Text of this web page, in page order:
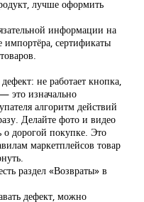
лучше оформить
информации на
сертификаты
не работает кнопка,
это изначально
алгоритм действий
Делайте фото и видео
о дорогой покупке. Это
маркетплейсов товар
раздел «Возвраты» в
дефект, можно